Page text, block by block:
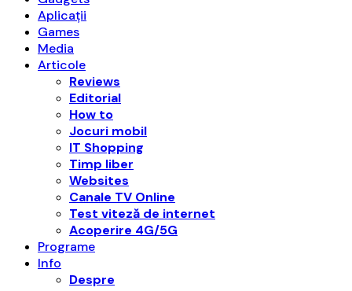
Aplicații
Games
Media
Articole
Reviews
Editorial
How to
Jocuri mobil
IT Shopping
Timp liber
Websites
Canale TV Online
Test viteză de internet
Acoperire 4G/5G
Programe
Info
Despre